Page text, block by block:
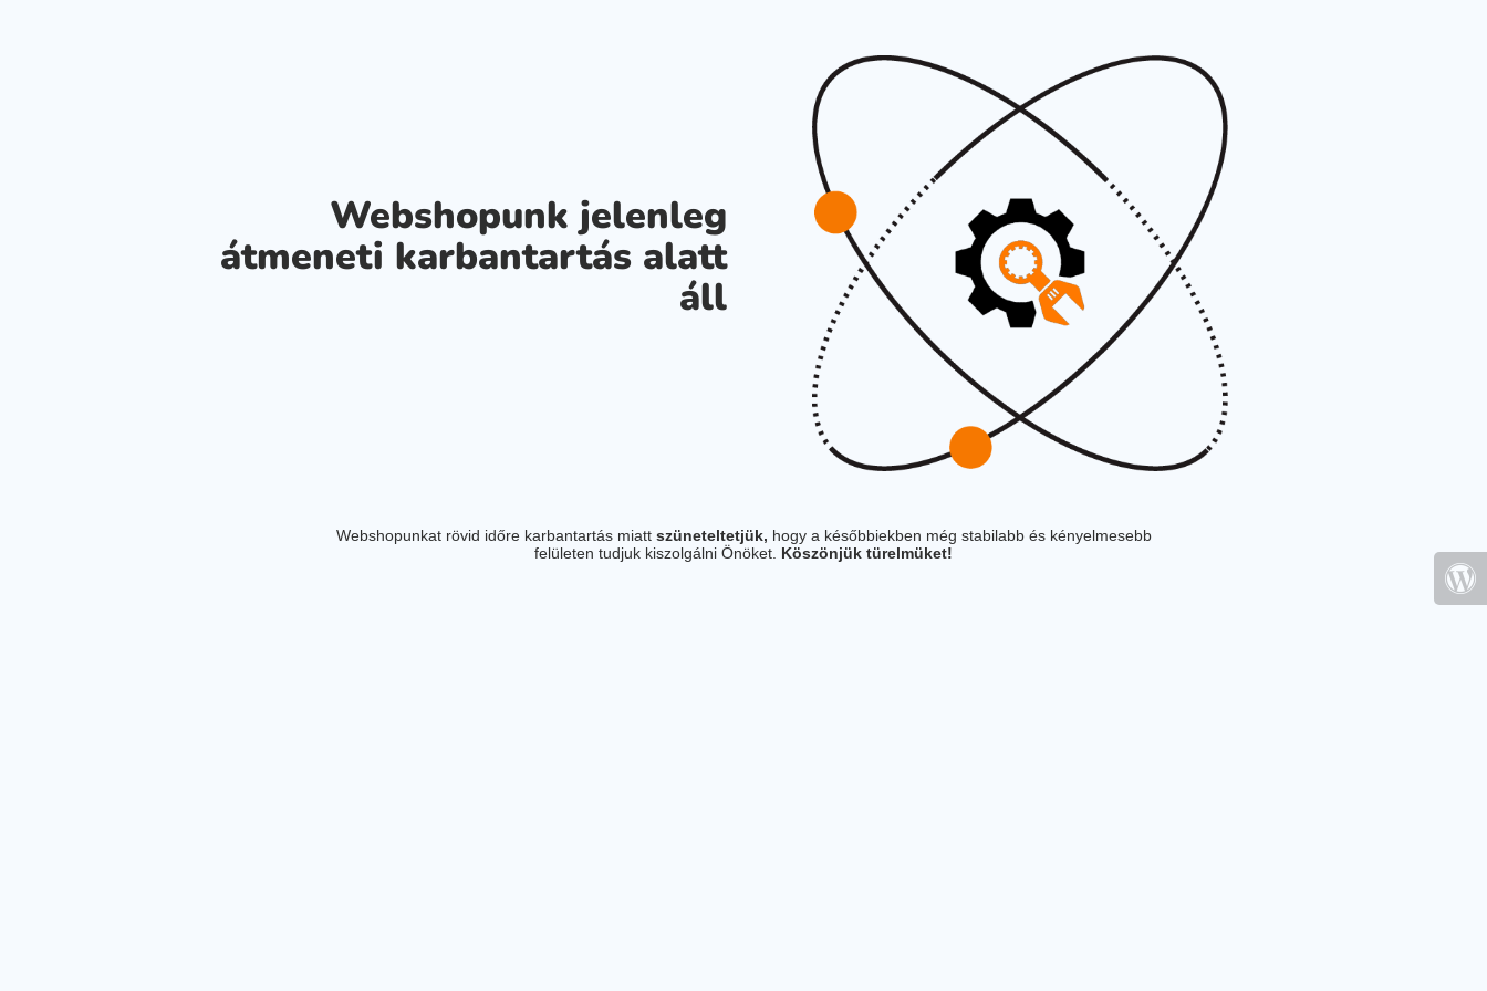
Webshopunk jelenleg
átmeneti karbantartás alatt
áll
Webshopunkat rövid időre karbantartás miatt szüneteltetjük, hogy a későbbiekben még stabilabb és kényelmesebb
felületen tudjuk kiszolgálni Önöket. Köszönjük türelmüket!